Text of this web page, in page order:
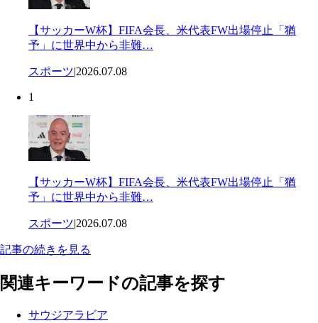
【サッカーW杯】FIFA会長、米代表FW出場停止「猶
予」に世界中から非難…
スポーツ|2026.07.08
1
【サッカーW杯】FIFA会長、米代表FW出場停止「猶
予」に世界中から非難…
スポーツ|2026.07.08
記事の続きを見る
関連キーワードの記事を探す
サウジアラビア